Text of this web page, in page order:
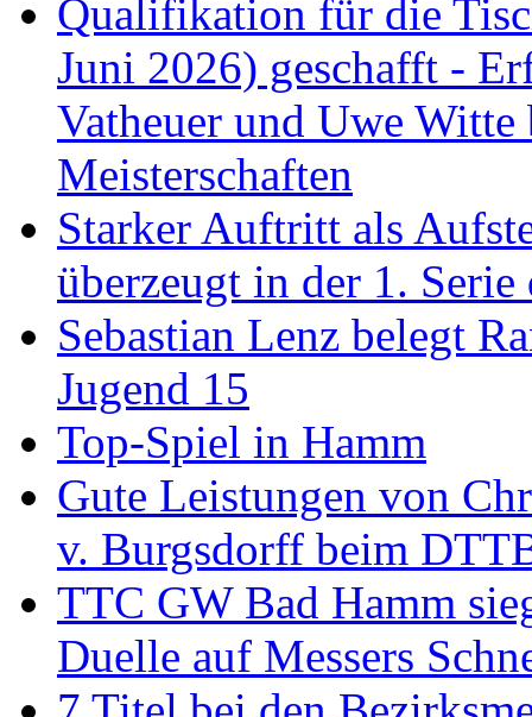
Qualifikation für die
Juni 2026) geschafft -
Vatheuer und Uwe Witte
Meisterschaften
Starker Auftritt als
überzeugt in der 1.
Sebastian Lenz belegt
Jugend 15
Top-Spiel in Hamm
Gute Leistungen von
v. Burgsdorff beim
TTC GW Bad Hamm
Duelle auf Messers